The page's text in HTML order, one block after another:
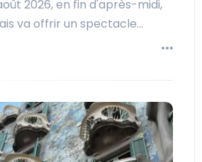
2026, en fin d'après-midi,
va offrir un spectacle…